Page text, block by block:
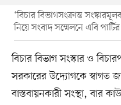
‘বিচার বিভাগসংক্রান্ত
নিয়ে সংবাদ সম্মেলনে এবি
বিচার বিভাগ সংস্কার ও
সরকারের উদ্যোগকে স্বাগত
বাস্তবায়নকারী সংস্থা, বার